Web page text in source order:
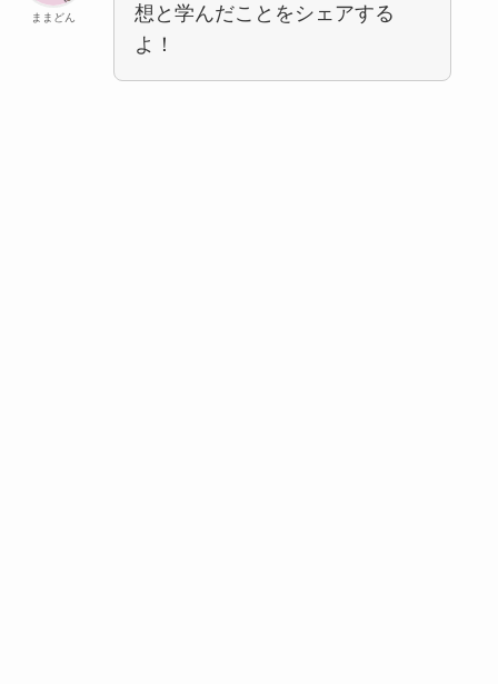
ままどん
想と学んだことをシェアする
よ！